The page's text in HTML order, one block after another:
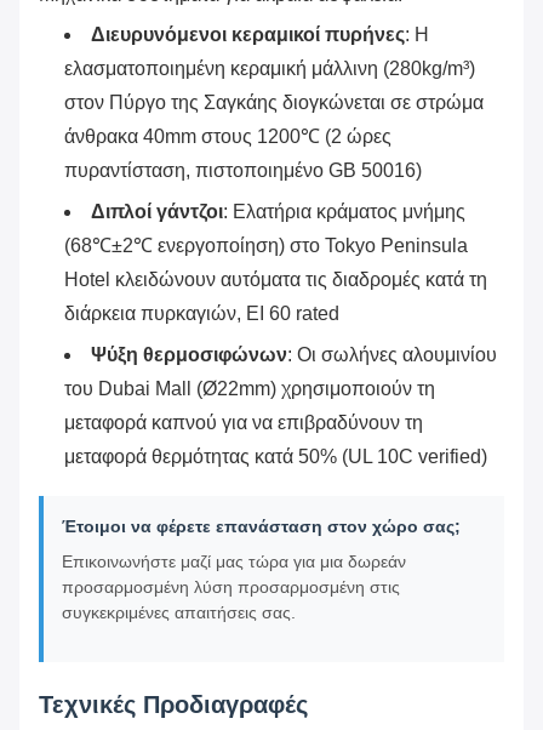
Διευρυνόμενοι κεραμικοί πυρήνες‌: Η
ελασματοποιημένη κεραμική μάλλινη (280kg/m³)
στον Πύργο της Σαγκάης διογκώνεται σε στρώμα
άνθρακα 40mm στους 1200℃ (2 ώρες
πυραντίσταση, πιστοποιημένο GB 50016)
Διπλοί γάντζοι‌: Ελατήρια κράματος μνήμης
(68℃±2℃ ενεργοποίηση) στο Tokyo Peninsula
Hotel κλειδώνουν αυτόματα τις διαδρομές κατά τη
διάρκεια πυρκαγιών, EI 60 rated
Ψύξη θερμοσιφώνων‌: Οι σωλήνες αλουμινίου
του Dubai Mall (Ø22mm) χρησιμοποιούν τη
μεταφορά καπνού για να επιβραδύνουν τη
μεταφορά θερμότητας κατά 50% (UL 10C verified)
Έτοιμοι να φέρετε επανάσταση στον χώρο σας;
Επικοινωνήστε μαζί μας τώρα για μια δωρεάν
προσαρμοσμένη λύση προσαρμοσμένη στις
συγκεκριμένες απαιτήσεις σας.
Τεχνικές Προδιαγραφές